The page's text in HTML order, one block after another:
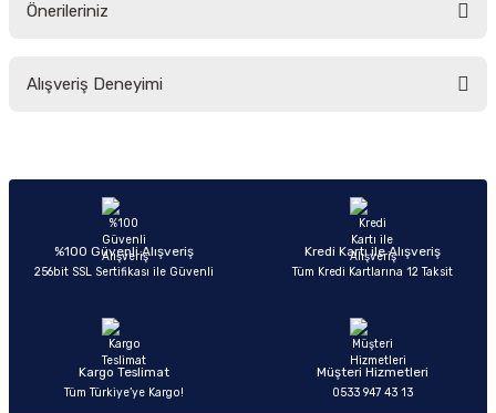
Önerileriniz
yetersiz gördüğünüz noktaları öneri formunu kullanarak tarafımıza
Ürün açıklamasında eksik bilgiler bulunuyor.
Ürün bilgilerinde hatalar bulunuyor.
Ürün fiyatı diğer sitelerden daha pahalı.
Alışveriş Deneyimi
Sitemize ilk yorumu siz yapın!
%100 Güvenli Alışveriş
256bit SSL Sertifikası ile Güvenli
Kredi Kartı ile Alışveriş
Tüm Kredi Kartlarına 12 Taksit
Kargo Teslimat
Tüm Türkiye’ye Kargo!
Müşteri Hizmetleri
0533 947 43 13